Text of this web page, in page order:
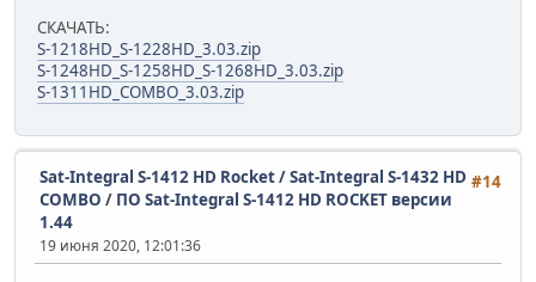
СКАЧАТЬ:
S-1218HD_S-1228HD_3.03.zip
S-1248HD_S-1258HD_S-1268HD_3.03.zip
S-1311HD_COMBO_3.03.zip
#14
Sat-Integral S-1412 HD Rocket / Sat-Integral S-1432 HD
COMBO / ПО Sat-Integral S-1412 HD ROCKET версии
1.44
19 июня 2020, 12:01:36